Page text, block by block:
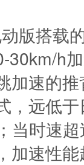
版搭载
30km/h
加速的
，远低
当时速
加速性